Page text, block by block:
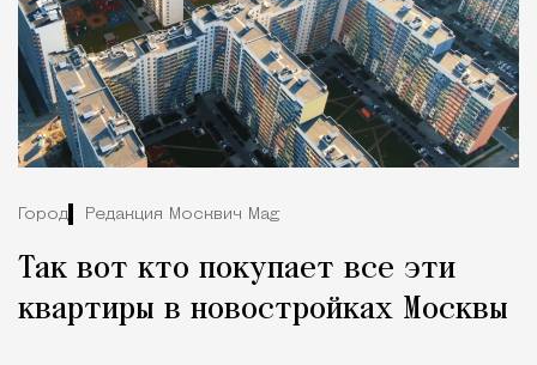
Город Редакция Москвич Mag
Так вот кто покупает все эти
квартиры в новостройках Москвы